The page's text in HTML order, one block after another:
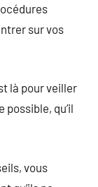
sur vos
là pour veiller
qu’il
vous